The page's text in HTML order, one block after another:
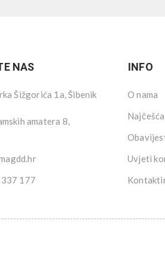
NAS
Šižgorića 1a, Šibenik
amatera 8,
177
INFO
O nama
Uvjeti